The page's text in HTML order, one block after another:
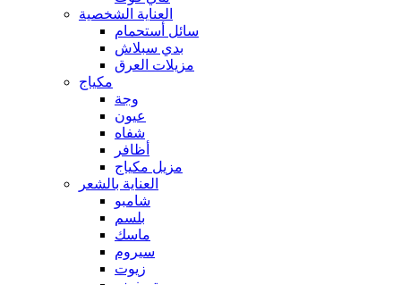
العناية الشخصية
سائل أستحمام
بدي سبلاش
مزيلات العرق
مكياج
وجة
عيون
شفاه
أظافر
مزيل مكياج
العناية بالشعر
شامبو
بلسم
ماسك
سيروم
زيوت